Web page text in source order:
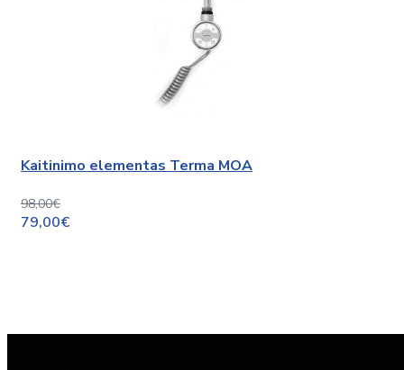
Kaitinimo elementas Terma MOA
98,00€
79,00€